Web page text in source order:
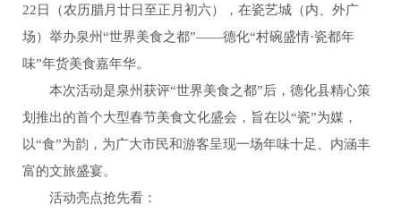
22日（农历腊月廿日至正月初六），在瓷艺城（内、外广
场）举办泉州“世界美食之都”——德化“村碗盛情·瓷都年
味”年货美食嘉年华。
本次活动是泉州获评“世界美食之都”后，德化县精心策
划推出的首个大型春节美食文化盛会，旨在以“瓷”为媒，
以“食”为韵，为广大市民和游客呈现一场年味十足、内涵丰
富的文旅盛宴。
活动亮点抢先看：